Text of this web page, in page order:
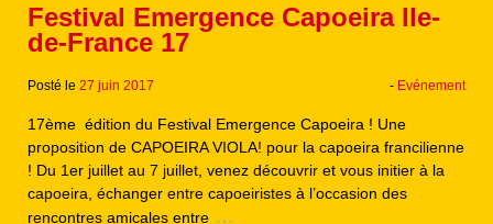
Festival Emergence Capoeira Ile-
de-France 17
Posté le 27 juin 2017 - Evénement
17ème édition du Festival Emergence Capoeira ! Une
proposition de CAPOEIRA VIOLA! pour la capoeira francilienne
! Du 1er juillet au 7 juillet, venez découvrir et vous initier à la
capoeira, échanger entre capoeiristes à l’occasion des
rencontres amicales entre …